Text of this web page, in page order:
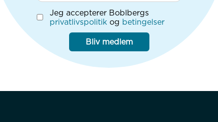
Jeg accepterer Boblbergs
privatlivspolitik og betingelser
Bliv medlem